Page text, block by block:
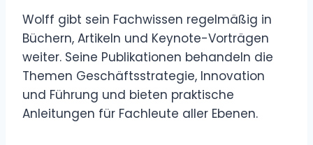
Wolff gibt sein Fachwissen regelmäßig in
Büchern, Artikeln und Keynote-Vorträgen
weiter. Seine Publikationen behandeln die
Themen Geschäftsstrategie, Innovation
und Führung und bieten praktische
Anleitungen für Fachleute aller Ebenen.